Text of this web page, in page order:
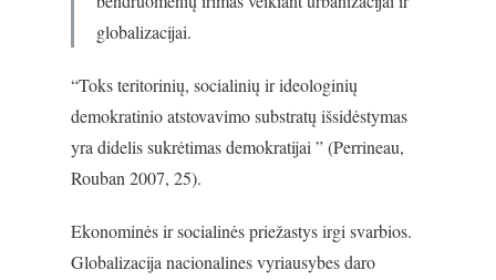
globalizacijai.
“Toks teritorinių, socialinių ir ideologinių
demokratinio atstovavimo substratų išsidėstymas
yra didelis sukrėtimas demokratijai ” (Perrineau,
Rouban 2007, 25).
Ekonominės ir socialinės priežastys irgi svarbios.
Globalizacija nacionalines vyriausybes daro